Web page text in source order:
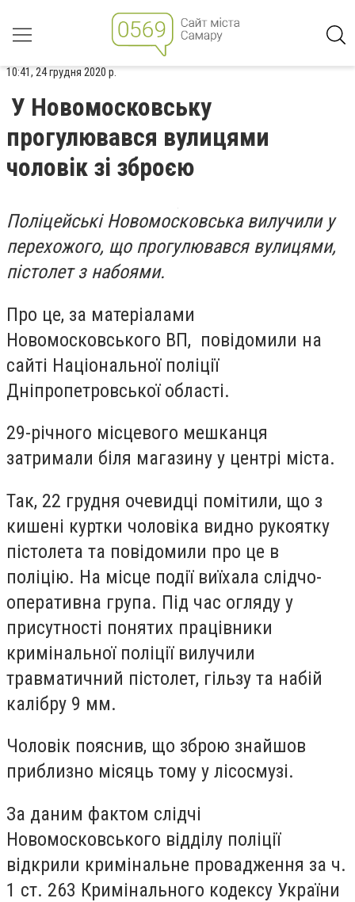
10:41, 24 грудня 2020 р.
У Новомосковську
прогулювався вулицями
чоловік зі зброєю
Поліцейські Новомосковська вилучили у
перехожого, що прогулювався вулицями,
пістолет з набоями.
Про це, за матеріалами
Новомосковського ВП, повідомили на
сайті Національної поліції
Дніпропетровської області.
29-річного місцевого мешканця
затримали біля магазину у центрі міста.
Так, 22 грудня очевидці помітили, що з
кишені куртки чоловіка видно рукоятку
пістолета та повідомили про це в
поліцію. На місце події виїхала слідчо-
оперативна група. Під час огляду у
присутності понятих працівники
кримінальної поліції вилучили
травматичний пістолет, гільзу та набій
калібру 9 мм.
Чоловік пояснив, що зброю знайшов
приблизно місяць тому у лісосмузі.
За даним фактом слідчі
Новомосковського відділу поліції
відкрили кримінальне провадження за ч.
1 ст. 263 Кримінального кодексу України